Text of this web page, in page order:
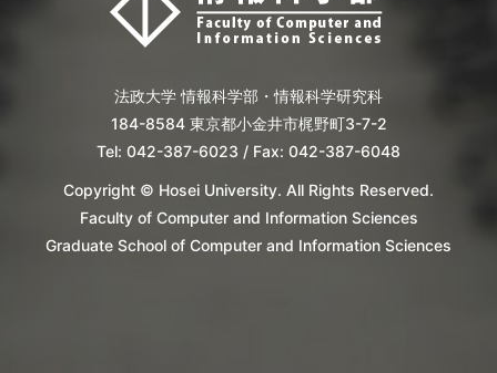
法政大学 情報科学部・情報科学研究科
184-8584 東京都小金井市梶野町3-7-2
Tel: 042-387-6023 / Fax: 042-387-6048
Copyright © Hosei University. All Rights Reserved.
Faculty of Computer and Information Sciences
Graduate School of Computer and Information Sciences